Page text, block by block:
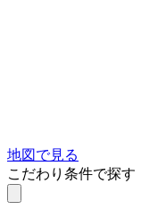
地図で見る
こだわり条件で探す